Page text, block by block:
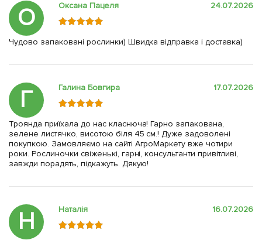
О Оксана Пацеля 24.07.2026
Чудово запаковані рослинки) Швидка відправка і доставка)
Г Галина Бовгира 17.07.2026
Троянда приїхала до нас класнюча! Гарно запакована,
зелене листячко, висотою біля 45 см.! Дуже задоволені
покупкою. Замовляємо на сайті АгроМаркету вже чотири
роки. Рослиночки свіженькі, гарні, консультанти привітливі,
завжди порадять, підкажуть. Дякую!
Н Наталія 16.07.2026